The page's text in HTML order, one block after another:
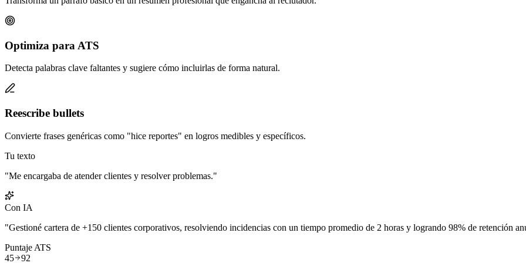
Optimiza para ATS
Detecta palabras clave faltantes y sugiere cómo incluirlas de forma natural.
Reescribe bullets
Convierte frases genéricas como "hice reportes" en logros medibles y específicos.
Tu texto
"Me encargaba de atender clientes y resolver problemas."
Con IA
"Gestioné cartera de +150 clientes corporativos, resolviendo incidencias con un tiempo promedio de 2 horas y logrando 98% de retención
Puntaje ATS
45
92